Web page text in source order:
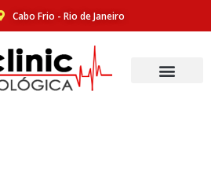
Cabo Frio - Rio de Janeiro